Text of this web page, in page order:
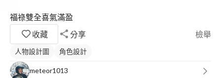
福祿雙全喜氣滿盈
收藏
分享 檢舉
人物設計圖 角色設計
meteor1013